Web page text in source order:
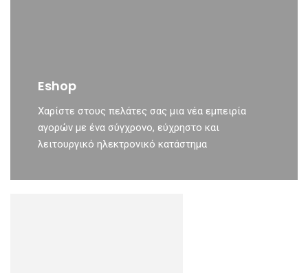
Eshop
Χαρίστε στους πελάτες σας μια νέα εμπειρία
αγορών με ένα σύγχρονο, εύχρηστο και
λειτουργικό ηλεκτρονικό κατάστημα